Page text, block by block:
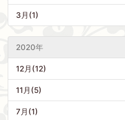
3月(1)
2020年
12月(12)
11月(5)
7月(1)